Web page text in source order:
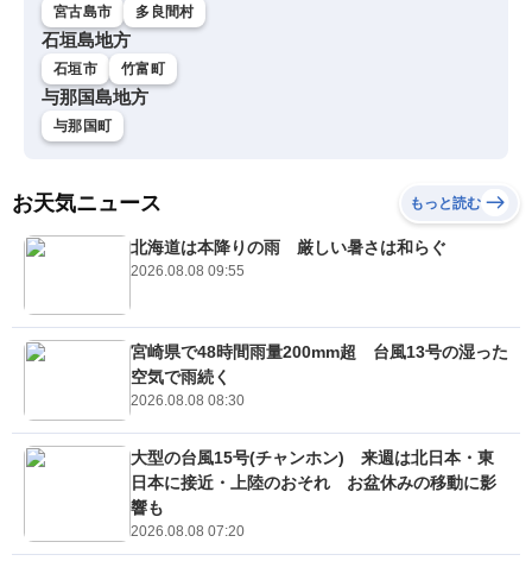
宮古島市 多良間村
石垣島地方
石垣市 竹富町
与那国島地方
与那国町
お天気ニュース もっと読む
北海道は本降りの雨 厳しい暑さは和らぐ
2026.08.08 09:55
宮崎県で48時間雨量200mm超 台風13号の湿った
空気で雨続く
2026.08.08 08:30
大型の台風15号(チャンホン) 来週は北日本・東
日本に接近・上陸のおそれ お盆休みの移動に影
響も
2026.08.08 07:20